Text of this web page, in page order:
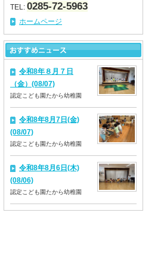
TEL: 0285-72-5963
ホームページ
令和8年８月７日
（金）(08/07)
認定こども園たから幼稚園
令和8年8月7日(金)
(08/07)
認定こども園たから幼稚園
令和8年8月6日(木)
(08/06)
認定こども園たから幼稚園